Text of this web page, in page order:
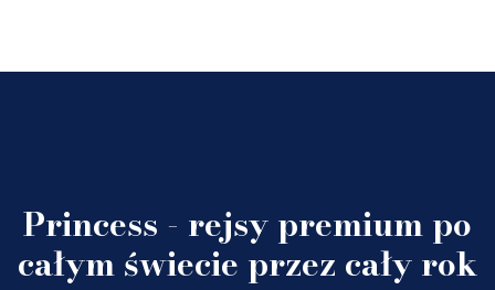
Princess - rejsy premium po
całym świecie przez cały rok